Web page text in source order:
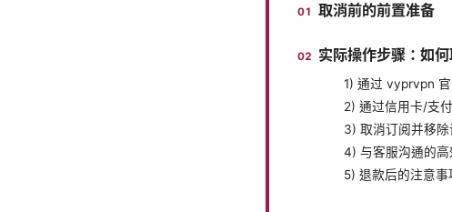
取消前的前置准备
实际操作步骤：如
1) 通过 vyprvpn
2) 通过信用卡/支
3) 取消订阅并移除
4) 与客服沟通的高
5) 退款后的注意事